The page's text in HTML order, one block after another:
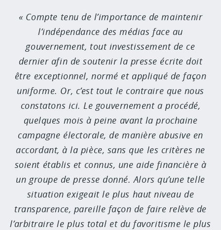
Compte tenu de l’importance de maintenir
l’indépendance des médias face au
gouvernement, tout investissement de ce
dernier afin de soutenir la presse écrite doit
être exceptionnel, normé et appliqué de façon
uniforme. Or, c’est tout le contraire que nous
constatons ici. Le gouvernement a procédé,
quelques mois à peine avant la prochaine
campagne électorale, de manière abusive en
accordant, à la pièce, sans que les critères ne
soient établis et connus, une aide financière à
un groupe de presse donné. Alors qu’une telle
situation exigeait le plus haut niveau de
transparence, pareille façon de faire relève de
l’arbitraire le plus total et du favoritisme le plus